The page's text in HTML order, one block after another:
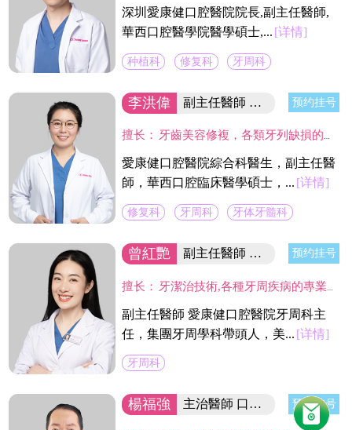
深圳愛康健口腔醫院院長,副主任醫師,
華西口腔醫學院醫學碩士,... [详情]
种植科 修复科 牙周科
李洪偉 副主任醫師 口腔醫學碩士 预约挂号
擅长： 牙齒美容修複，各類牙列缺損的固定及活動義齒的修複、鑄造支架式可摘局部義齒、 數字化修複、種植上部義齒修複等。在口腔數字化修複、口腔色度學、口腔仿生材料等領域進行過深入研究，成績顯著。
愛康健口腔醫院綜合科醫生，副主任醫
師，華西口腔臨床醫學碩士，... [详情]
修复科 牙周科 牙体牙髓科
曾紅艷 副主任醫師 集团牙周學科帶頭人 预约挂号
擅长： 牙潔治技術,各種牙周疾病的專業治療及手術治療(翻瓣術及牙周引導骨組織再造術,龈切除術)及種植體周圍感染疾病的治療。
副主任醫師 愛康健口腔醫院牙周科主
任，集團牙周學科帶頭人，美... [详情]
牙周科
楊福強 主治醫師 口腔醫院副院長 预约挂号